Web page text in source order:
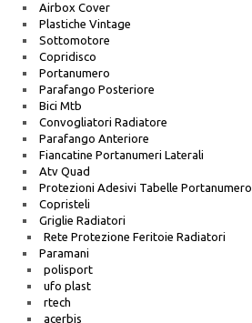
Airbox Cover
Plastiche Vintage
Sottomotore
Copridisco
Portanumero
Parafango Posteriore
Bici Mtb
Convogliatori Radiatore
Parafango Anteriore
Fiancatine Portanumeri Laterali
Atv Quad
Protezioni Adesivi Tabelle Portanumero
Copristeli
Griglie Radiatori
Rete Protezione Feritoie Radiatori
Paramani
polisport
ufo plast
rtech
acerbis